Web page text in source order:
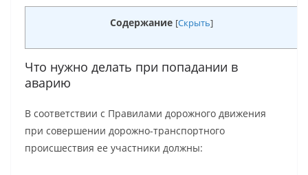
Содержание [Скрыть]
Что нужно делать при попадании в
аварию
В соответствии с Правилами дорожного движения
при совершении дорожно-транспортного
происшествия ее участники должны: